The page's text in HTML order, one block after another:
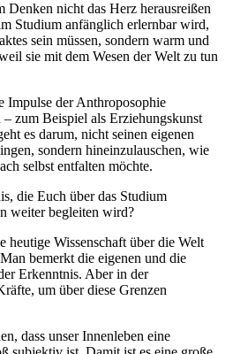
Denken nicht das Herz herausreißen
Studium anfänglich erlernbar wird,
sein müssen, sondern warm und
sie mit dem Wesen der Welt zu tun
Impulse der Anthroposophie
zum Beispiel als Erziehungskunst
es darum, nicht seinen eigenen
sondern hineinzulauschen, wie
selbst entfalten möchte.
die Euch über das Studium
weiter begleiten wird?
heutige Wissenschaft über die Welt
bemerkt die eigenen und die
Erkenntnis. Aber in der
um über diese Grenzen
dass unser Innenleben eine